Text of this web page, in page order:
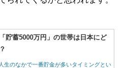
貯蓄5000万円」の世帯は日本にど
生のなかで一番貯金が多いタイミングとい